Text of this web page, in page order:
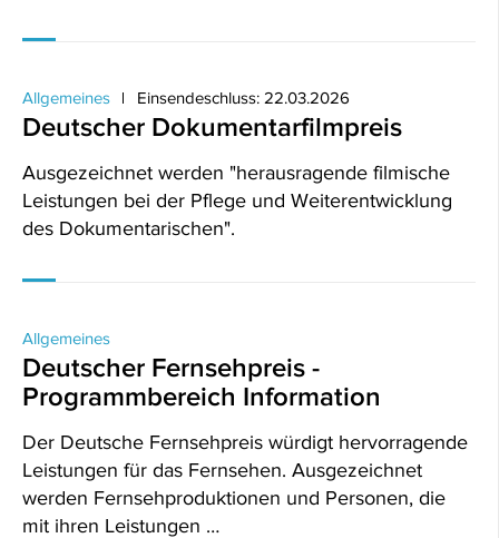
Allgemeines Einsendeschluss: 22.03.2026
Deutscher Dokumentarfilmpreis
Ausgezeichnet werden "herausragende filmische
Leistungen bei der Pflege und Weiterentwicklung
des Dokumentarischen".
Allgemeines
Deutscher Fernsehpreis -
Programmbereich Information
Der Deutsche Fernsehpreis würdigt hervorragende
Leistungen für das Fernsehen. Ausgezeichnet
werden Fernsehproduktionen und Personen, die
mit ihren Leistungen …